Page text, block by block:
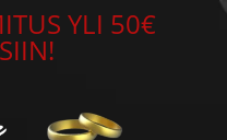
YLI 50€